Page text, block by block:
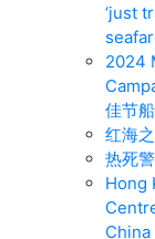
‘just
2024
佳节
红海
热死
Hong